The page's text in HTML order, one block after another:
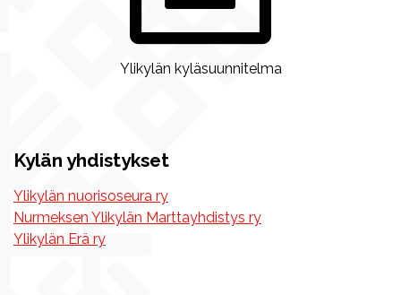
Ylikylän kyläsuunnitelma
Kylän yhdistykset
Ylikylän nuorisoseura ry
Nurmeksen Ylikylän Marttayhdistys ry
Ylikylän Erä ry